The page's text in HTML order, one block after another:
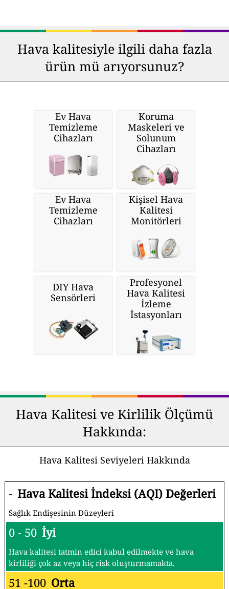
Hava kalitesiyle ilgili daha fazla
ürün mü arıyorsunuz?
Ev Hava
Temizleme
Cihazları
Koruma
Maskeleri ve
Solunum
Cihazları
Ev Hava
Temizleme
Cihazları
Kişisel Hava
Kalitesi
Monitörleri
DIY Hava
Sensörleri
Profesyonel
Hava Kalitesi
İzleme
İstasyonları
Hava Kalitesi ve Kirlilik Ölçümü
Hakkında:
Hava Kalitesi Seviyeleri Hakkında
- Hava Kalitesi İndeksi (AQI) Değerleri
Sağlık Endişesinin Düzeyleri
0 - 50 İyi
Hava kalitesi tatmin edici kabul edilmekte ve hava
kirliliği çok az veya hiç risk oluşturmamakta.
51 -100 Orta